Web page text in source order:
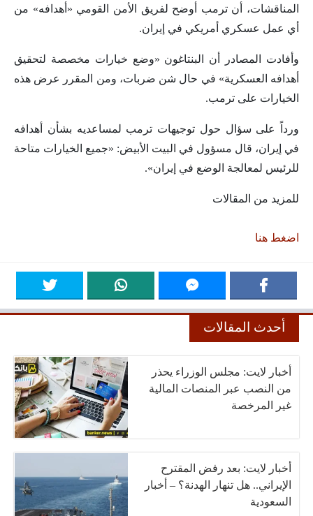
المناقشات، أن ترمب أوضح لفريق الأمن القومي «أهدافه» من
أي عمل عسكري أمريكي في إيران.
وأفادت المصادر أن البنتاغون «وضع خيارات مخصصة لتحقيق
أهدافه العسكرية» في حال شن ضربات، ومن المقرر عرض هذه
الخيارات على ترمب.
ورداً على سؤال حول توجيهات ترمب لمساعديه بشأن أهدافه
في إيران، قال مسؤول في البيت الأبيض: «جميع الخيارات متاحة
للرئيس لمعالجة الوضع في إيران».
للمزيد من المقالات
اضغط هنا
أحدث المقالات
أخبار لايت: مجلس الوزراء يحذر
من النصب عبر المنصات المالية
غير المرخصة
أخبار لايت: بعد رفض المقترح
الإيراني.. هل تنهار الهدنة؟ – أخبار
السعودية